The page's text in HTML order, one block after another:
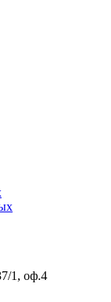
1, оф.4